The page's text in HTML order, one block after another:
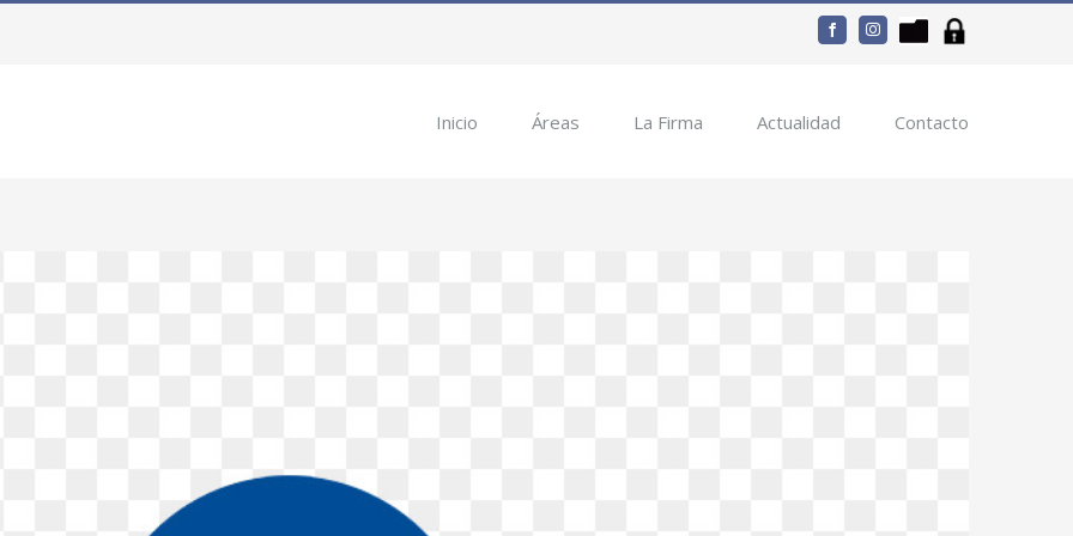
facebookinstagram
Portal
Documentos
Clientes
Inicio Áreas La Firma Actualidad Contacto